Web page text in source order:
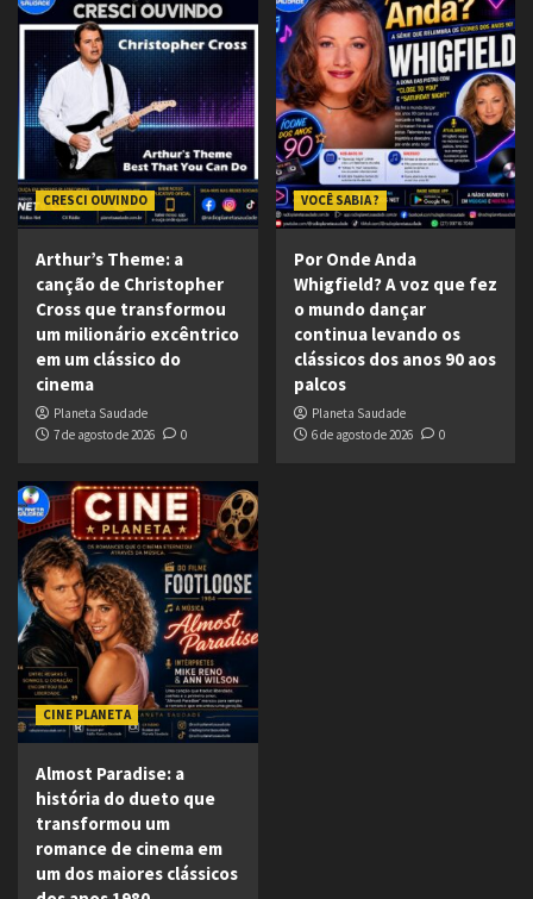
CRESCI OUVINDO
Arthur’s Theme: a
canção de Christopher
Cross que transformou
um milionário excêntrico
em um clássico do
cinema
Planeta Saudade
7 de agosto de 2026
0
VOCÊ SABIA ?
Por Onde Anda
Whigfield? A voz que fez
o mundo dançar
continua levando os
clássicos dos anos 90 aos
palcos
Planeta Saudade
6 de agosto de 2026
0
CINE PLANETA
Almost Paradise: a
história do dueto que
transformou um
romance de cinema em
um dos maiores clássicos